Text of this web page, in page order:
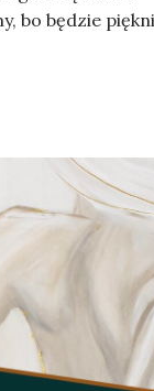
bo będzie